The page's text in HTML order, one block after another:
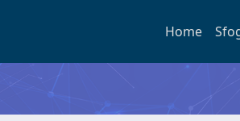
Home